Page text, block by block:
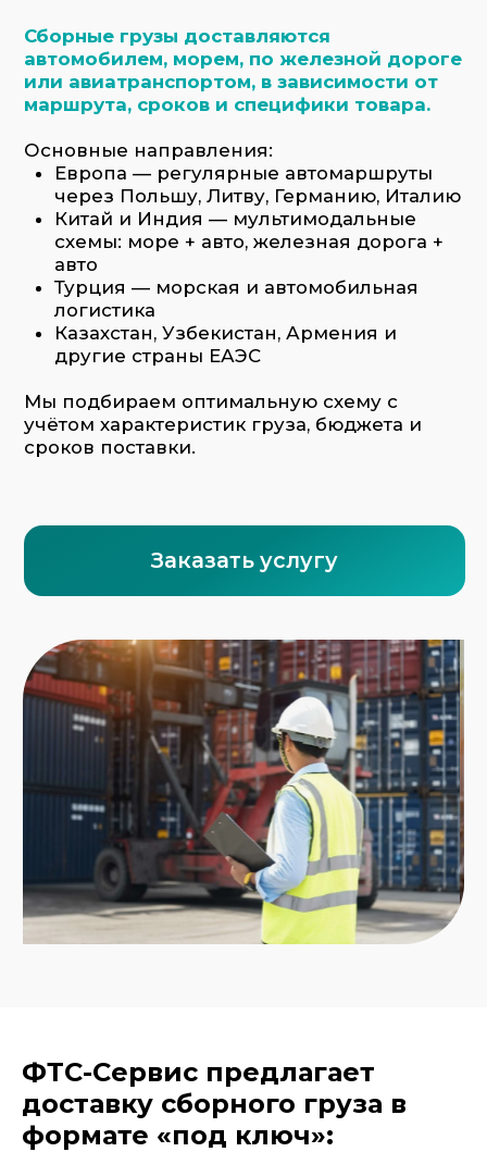
учётом характеристик груза, бюджета и
сроков поставки.
ФТС-Сервис предлагает
доставку сборного груза в
формате «под ключ»:
Экономия: вы платите только за свой
объём, без переплат за весь транспорт